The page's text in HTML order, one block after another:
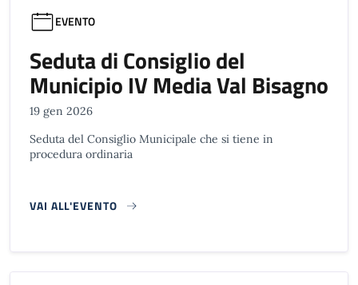
EVENTO
Seduta di Consiglio del
Municipio IV Media Val Bisagno
19 gen 2026
Seduta del Consiglio Municipale che si tiene in
procedura ordinaria
VAI ALL'EVENTO